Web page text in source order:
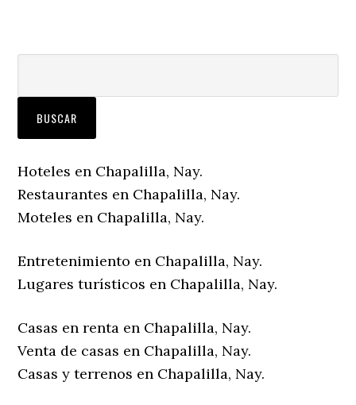
Hoteles en Chapalilla, Nay.
Restaurantes en Chapalilla, Nay.
Moteles en Chapalilla, Nay.
Entretenimiento en Chapalilla, Nay.
Lugares turísticos en Chapalilla, Nay.
Casas en renta en Chapalilla, Nay.
Venta de casas en Chapalilla, Nay.
Casas y terrenos en Chapalilla, Nay.